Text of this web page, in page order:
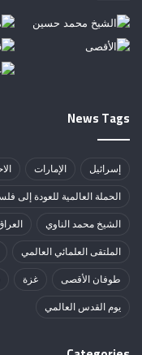
News Tags
إسرائيل الإمارات
الحملة العالمية للعودة إلى
الشيخ محمد الناوي
الملتقى العلمائي العالمي
طوفان الأقصى غزة
يوم القدس العالمي